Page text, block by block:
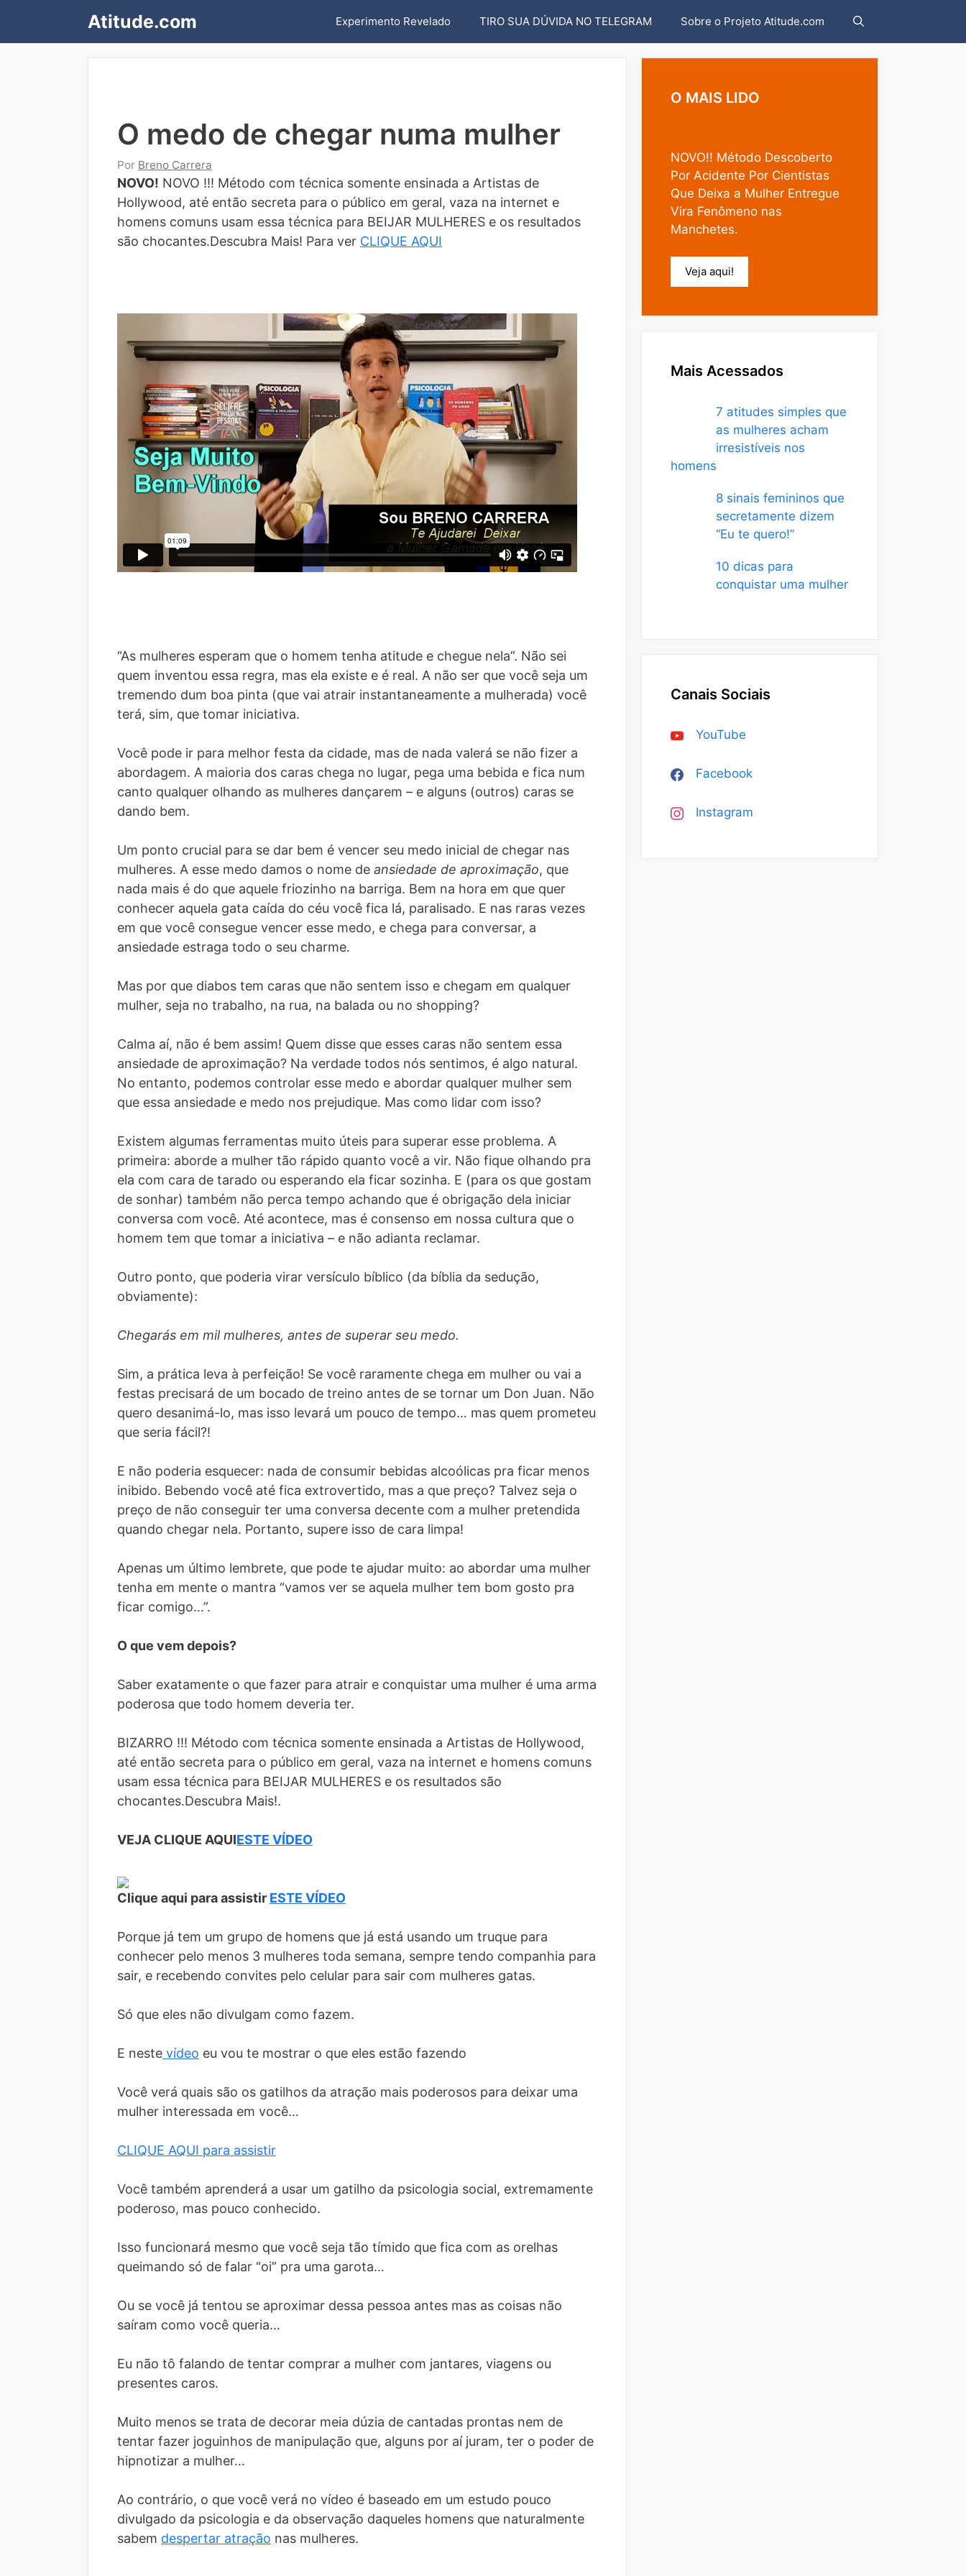
o
Atitude.com Experimento Revelado TIRO SUA DÚVIDA NO TELEGRAM Sobre o Projeto Atitude.com
O medo de chegar numa mulher
Por Breno Carrera
NOVO! NOVO !!! Método com técnica somente ensinada a Artistas de
Hollywood, até então secreta para o público em geral, vaza na internet e
homens comuns usam essa técnica para BEIJAR MULHERES e os resultados
são chocantes.Descubra Mais! Para ver CLIQUE AQUI
“As mulheres esperam que o homem tenha atitude e chegue nela”. Não sei
quem inventou essa regra, mas ela existe e é real. A não ser que você seja um
tremendo dum boa pinta (que vai atrair instantaneamente a mulherada) você
terá, sim, que tomar iniciativa.
Você pode ir para melhor festa da cidade, mas de nada valerá se não fizer a
abordagem. A maioria dos caras chega no lugar, pega uma bebida e fica num
canto qualquer olhando as mulheres dançarem – e alguns (outros) caras se
dando bem.
Um ponto crucial para se dar bem é vencer seu medo inicial de chegar nas
mulheres. A esse medo damos o nome de ansiedade de aproximação, que
nada mais é do que aquele friozinho na barriga. Bem na hora em que quer
conhecer aquela gata caída do céu você fica lá, paralisado. E nas raras vezes
em que você consegue vencer esse medo, e chega para conversar, a
ansiedade estraga todo o seu charme.
Mas por que diabos tem caras que não sentem isso e chegam em qualquer
mulher, seja no trabalho, na rua, na balada ou no shopping?
Calma aí, não é bem assim! Quem disse que esses caras não sentem essa
ansiedade de aproximação? Na verdade todos nós sentimos, é algo natural.
No entanto, podemos controlar esse medo e abordar qualquer mulher sem
que essa ansiedade e medo nos prejudique. Mas como lidar com isso?
Existem algumas ferramentas muito úteis para superar esse problema. A
primeira: aborde a mulher tão rápido quanto você a vir. Não fique olhando pra
ela com cara de tarado ou esperando ela ficar sozinha. E (para os que gostam
de sonhar) também não perca tempo achando que é obrigação dela iniciar
conversa com você. Até acontece, mas é consenso em nossa cultura que o
homem tem que tomar a iniciativa – e não adianta reclamar.
Outro ponto, que poderia virar versículo bíblico (da bíblia da sedução,
obviamente):
Chegarás em mil mulheres, antes de superar seu medo.
Sim, a prática leva à perfeição! Se você raramente chega em mulher ou vai a
festas precisará de um bocado de treino antes de se tornar um Don Juan. Não
quero desanimá-lo, mas isso levará um pouco de tempo… mas quem prometeu
que seria fácil?!
E não poderia esquecer: nada de consumir bebidas alcoólicas pra ficar menos
inibido. Bebendo você até fica extrovertido, mas a que preço? Talvez seja o
preço de não conseguir ter uma conversa decente com a mulher pretendida
quando chegar nela. Portanto, supere isso de cara limpa!
Apenas um último lembrete, que pode te ajudar muito: ao abordar uma mulher
tenha em mente o mantra “vamos ver se aquela mulher tem bom gosto pra
ficar comigo…”.
O que vem depois?
Saber exatamente o que fazer para atrair e conquistar uma mulher é uma arma
poderosa que todo homem deveria ter.
BIZARRO !!! Método com técnica somente ensinada a Artistas de Hollywood,
até então secreta para o público em geral, vaza na internet e homens comuns
usam essa técnica para BEIJAR MULHERES e os resultados são
chocantes.Descubra Mais!.
VEJA CLIQUE AQUIESTE VÍDEO
Clique aqui para assistir ESTE VÍDEO
Porque já tem um grupo de homens que já está usando um truque para
conhecer pelo menos 3 mulheres toda semana, sempre tendo companhia para
sair, e recebendo convites pelo celular para sair com mulheres gatas.
Só que eles não divulgam como fazem.
E neste vídeo eu vou te mostrar o que eles estão fazendo
Você verá quais são os gatilhos da atração mais poderosos para deixar uma
mulher interessada em você…
CLIQUE AQUI para assistir
Você também aprenderá a usar um gatilho da psicologia social, extremamente
poderoso, mas pouco conhecido.
Isso funcionará mesmo que você seja tão tímido que fica com as orelhas
queimando só de falar “oi” pra uma garota…
Ou se você já tentou se aproximar dessa pessoa antes mas as coisas não
saíram como você queria…
Eu não tô falando de tentar comprar a mulher com jantares, viagens ou
presentes caros.
Muito menos se trata de decorar meia dúzia de cantadas prontas nem de
tentar fazer joguinhos de manipulação que, alguns por aí juram, ter o poder de
hipnotizar a mulher…
Ao contrário, o que você verá no vídeo é baseado em um estudo pouco
divulgado da psicologia e da observação daqueles homens que naturalmente
sabem despertar atração nas mulheres.
O MAIS LIDO
NOVO!! Método Descoberto
Por Acidente Por Cientistas
Que Deixa a Mulher Entregue
Vira Fenômeno nas
Manchetes.
Veja aqui!
Mais Acessados
7 atitudes simples que
as mulheres acham
irresistíveis nos
homens
8 sinais femininos que
secretamente dizem
“Eu te quero!”
10 dicas para
conquistar uma mulher
Canais Sociais
YouTube
Facebook
Instagram